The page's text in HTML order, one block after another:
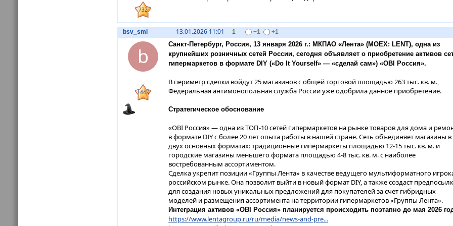
732
bsv_sml 13.01.2026 11:01 1 −1 +1
b
144K
Санкт-Петербург, Россия, 13 января 2026 г.: МКПАО «Лента» (MOEX: LENT), одна из
крупнейших розничных сетей России, сегодня объявляет о приобретение активов
гипермаркетов в формате DIY («Do It Yourself» — «сделай сам») «OBI Россия».
В периметр сделки войдут 25 магазинов с общей торговой площадью 263 тыс. кв. м.,
Федеральная антимонопольная служба России уже одобрила данное приобретение.
Стратегическое обоснование
«OBI Россия» — одна из ТОП-10 сетей гипермаркетов на рынке товаров для дома и
в формате DIY с более 20 лет опыта работы в нашей стране. Сеть объединяет магазины в
двух основных форматах: традиционные гипермаркеты площадью 12-15 тыс. кв. м. и
городские магазины меньшего формата площадью 4-8 тыс. кв. м. с наиболее
востребованным ассортиментом.
Сделка укрепит позиции «Группы Лента» в качестве ведущего мультиформатного
российском рынке. Она позволит выйти в новый формат DIY, а также создаст
для создания новых уникальных предложений для покупателей за счет гибридных
моделей и размещения ассортимента на территории гипермаркетов «Группы Лента».
Интеграция активов «OBI Россия» планируется происходить поэтапно до мая 2026
https://www.lentagroup.ru/ru/media/news-and-pre...